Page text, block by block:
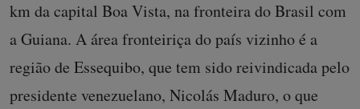
km da capital Boa Vista, na fronteira do Brasil com
a Guiana. A área fronteiriça do país vizinho é a
região de Essequibo, que tem sido reivindicada pelo
presidente venezuelano, Nicolás Maduro, o que